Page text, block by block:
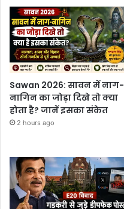
Sawan 2026: सावन में नाग-
नागिन का जोड़ा दिखे तो क्या
होता है? जानें इसका संकेत
2 hours ago